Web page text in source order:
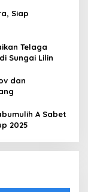
Siap
Telaga
Sungai Lilin
dan
A Sabet
2025